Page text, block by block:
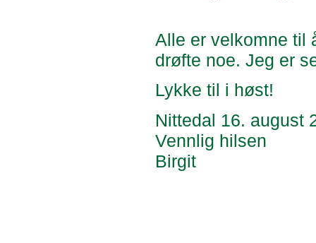
Alle er velkomne til
drøfte noe. Jeg er
Lykke til i høst!
Nittedal 16. august
Vennlig hilsen
Birgit